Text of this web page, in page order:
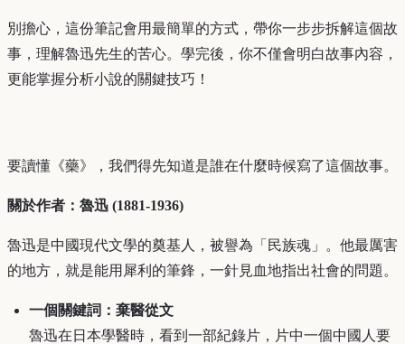
別擔心，這份筆記會用最簡單的方式，帶你一步步拆解這個故
事，理解魯迅先生的苦心。學完後，你不僅會明白故事內容，
更能掌握分析小說的關鍵技巧！
要讀懂《藥》，我們得先知道是誰在什麼時候寫了這個故事。
關於作者：魯迅 (1881-1936)
魯迅是中國現代文學的奠基人，被譽為「民族魂」。他最厲害
的地方，就是能用犀利的筆鋒，一針見血地指出社會的問題。
一個關鍵詞：棄醫從文
魯迅在日本學醫時，看到一部紀錄片，片中一個中國人要